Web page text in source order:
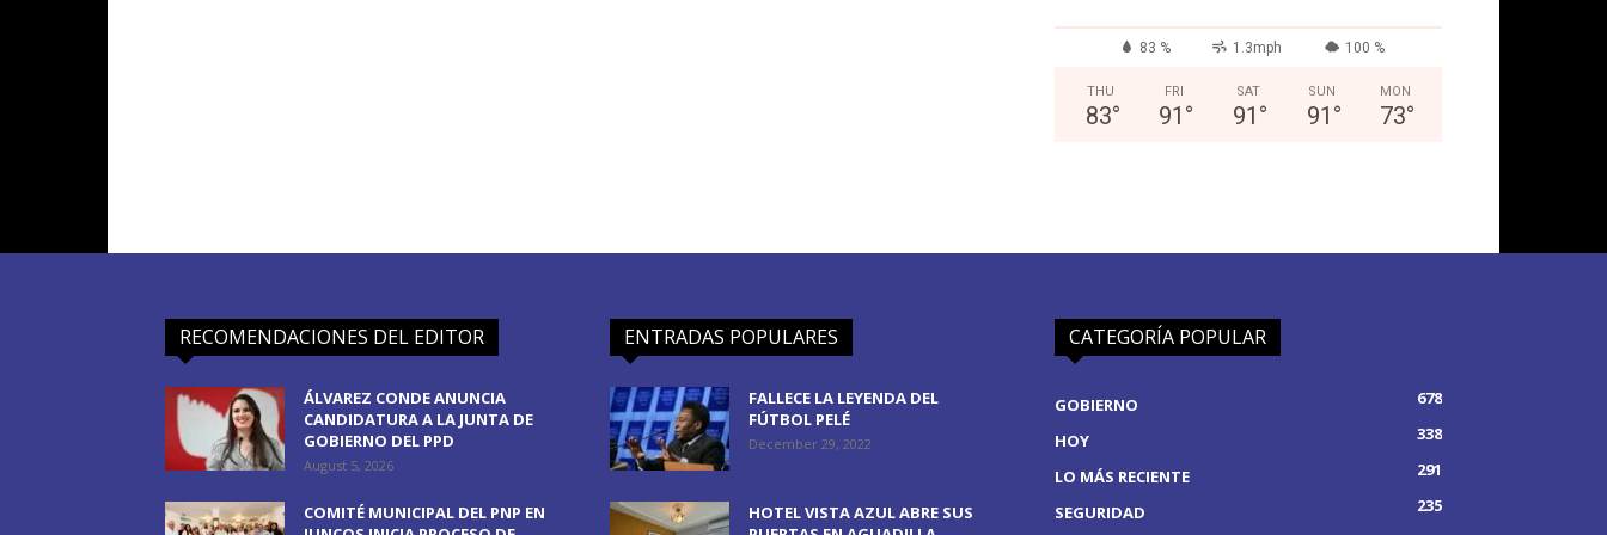
83 % 1.3mph 100 %
THU
83°
FRI
91 °
SAT
91 °
SUN
91 °
MON
73°
RECOMENDACIONES DEL EDITOR
ÁLVAREZ CONDE ANUNCIA
CANDIDATURA A LA JUNTA DE
GOBIERNO DEL PPD
August 5, 2026
COMITÉ MUNICIPAL DEL PNP EN
ENTRADAS POPULARES
FALLECE LA LEYENDA DEL
FÚTBOL PELÉ
December 29, 2022
HOTEL VISTA AZUL ABRE SUS
CATEGORÍA POPULAR
GOBIERNO
678
HOY
338
LO MÁS RECIENTE
291
SEGURIDAD
235